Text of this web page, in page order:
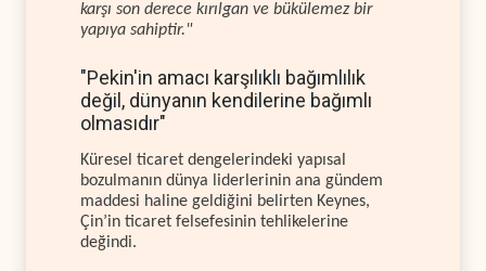
karşı son derece kırılgan ve bükülemez bir
yapıya sahiptir."
"Pekin'in amacı karşılıklı bağımlılık
değil, dünyanın kendilerine bağımlı
olmasıdır"
Küresel ticaret dengelerindeki yapısal
bozulmanın dünya liderlerinin ana gündem
maddesi haline geldiğini belirten Keynes,
Çin’in ticaret felsefesinin tehlikelerine
değindi.